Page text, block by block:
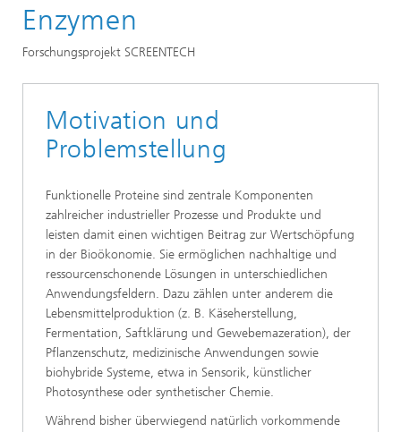
Enzymen
Forschungsprojekt SCREENTECH
Motivation und
Problemstellung
Funktionelle Proteine sind zentrale Komponenten
zahlreicher industrieller Prozesse und Produkte und
leisten damit einen wichtigen Beitrag zur Wertschöpfung
in der Bioökonomie. Sie ermöglichen nachhaltige und
ressourcenschonende Lösungen in unterschiedlichen
Anwendungsfeldern. Dazu zählen unter anderem die
Lebensmittelproduktion (z. B. Käseherstellung,
Fermentation, Saftklärung und Gewebemazeration), der
Pflanzenschutz, medizinische Anwendungen sowie
biohybride Systeme, etwa in Sensorik, künstlicher
Photosynthese oder synthetischer Chemie.
Während bisher überwiegend natürlich vorkommende